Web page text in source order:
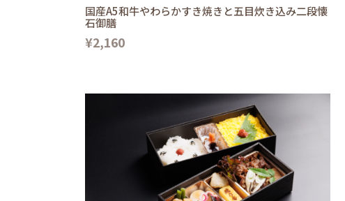
国産A5和牛やわらかすき焼きと五目炊き込み二段懐
石御膳
¥2,160